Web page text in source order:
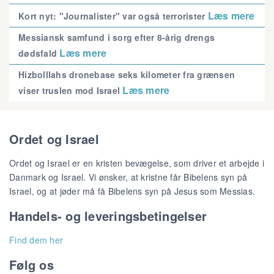
Kort nyt: "Journalister" var også terrorister Læs mere
Messiansk samfund i sorg efter 8-årig drengs
dødsfald Læs mere
Hizbolllahs dronebase seks kilometer fra grænsen
viser truslen mod Israel Læs mere
Ordet og Israel
Ordet og Israel er en kristen bevægelse, som driver et arbejde i
Danmark og Israel. Vi ønsker, at kristne får Bibelens syn på
Israel, og at jøder må få Bibelens syn på Jesus som Messias.
Handels- og leveringsbetingelser
Find dem her
Følg os